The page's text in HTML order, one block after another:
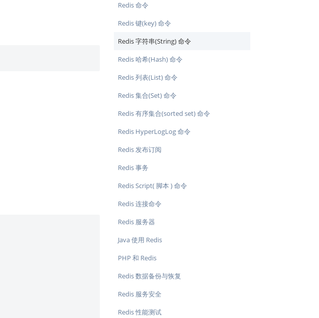
Redis 命令
Redis 键(key) 命令
Redis 字符串(String) 命令
Redis 哈希(Hash) 命令
Redis 列表(List) 命令
Redis 集合(Set) 命令
Redis 有序集合(sorted set) 命令
Redis HyperLogLog 命令
Redis 发布订阅
Redis 事务
Redis Script( 脚本 ) 命令
Redis 连接命令
Redis 服务器
Java 使用 Redis
PHP 和 Redis
Redis 数据备份与恢复
Redis 服务安全
Redis 性能测试